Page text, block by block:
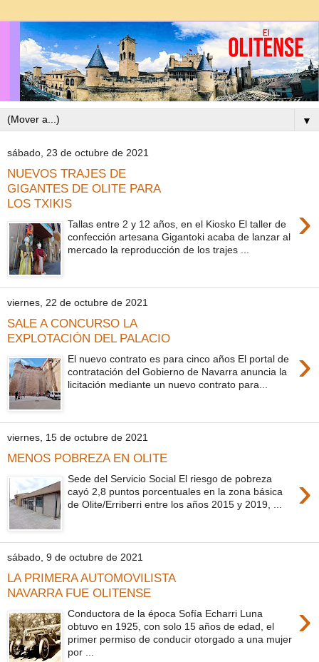
▼
sábado, 23 de octubre de 2021
NUEVOS TRAJES DE
GIGANTES DE OLITE PARA
LOS TXIKIS
›
Tallas entre 2 y 12 años, en el Kiosko El taller de
confección artesana Gigantoki acaba de lanzar al
mercado la reproducción de los trajes ...
viernes, 22 de octubre de 2021
SALE A CONCURSO LA
EXPLOTACIÓN DEL PALACIO
›
El nuevo contrato es para cinco años El portal de
contratación del Gobierno de Navarra anuncia la
licitación mediante un nuevo contrato para...
viernes, 15 de octubre de 2021
MENOS POBREZA EN OLITE
›
Sede del Servicio Social El riesgo de pobreza
cayó 2,8 puntos porcentuales en la zona básica
de Olite/Erriberri entre los años 2015 y 2019, ...
sábado, 9 de octubre de 2021
LA PRIMERA AUTOMOVILISTA
NAVARRA FUE OLITENSE
›
Conductora de la época Sofía Echarri Luna
obtuvo en 1925, con solo 15 años de edad, el
primer permiso de conducir otorgado a una mujer
por ...